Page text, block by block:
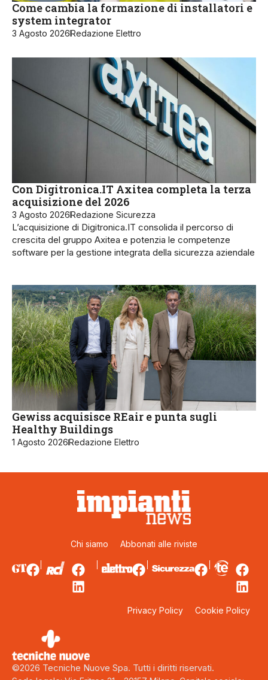
Come cambia la formazione di installatori e
system integrator
3 Agosto 2026Redazione Elettro
Con Digitronica.IT Axitea completa la terza
acquisizione del 2026
3 Agosto 2026Redazione Sicurezza
L’acquisizione di Digitronica.IT consolida il percorso di
crescita del gruppo Axitea e potenzia le competenze
software per la gestione integrata della sicurezza aziendale
Gewiss acquisisce REair e punta sugli
Healthy Buildings
1 Agosto 2026Redazione Elettro
Chi siamo Abbonati alle riviste
Privacy Policy Cookie Policy
©2026 Tecniche Nuove Spa. Tutti i diritti riservati.